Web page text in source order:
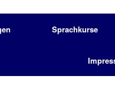
Sprachkurse